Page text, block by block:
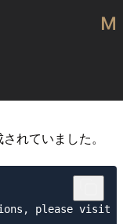
れていました。
please visit